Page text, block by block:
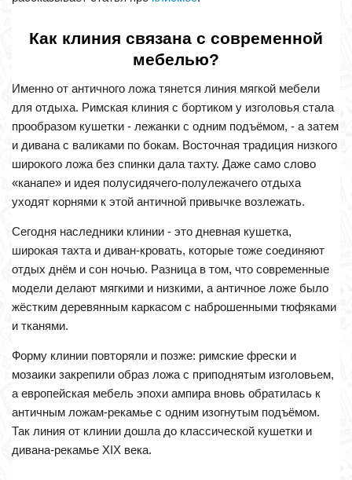
Как клиния связана с современной
мебелью?
Именно от античного ложа тянется линия мягкой мебели
для отдыха. Римская клиния с бортиком у изголовья стала
прообразом кушетки - лежанки с одним подъёмом, - а затем
и дивана с валиками по бокам. Восточная традиция низкого
широкого ложа без спинки дала тахту. Даже само слово
«канапе» и идея полусидячего-полулежачего отдыха
уходят корнями к этой античной привычке возлежать.
Сегодня наследники клинии - это дневная кушетка,
широкая тахта и диван-кровать, которые тоже соединяют
отдых днём и сон ночью. Разница в том, что современные
модели делают мягкими и низкими, а античное ложе было
жёстким деревянным каркасом с наброшенными тюфяками
и тканями.
Форму клинии повторяли и позже: римские фрески и
мозаики закрепили образ ложа с приподнятым изголовьем,
а европейская мебель эпохи ампира вновь обратилась к
античным ложам-рекамье с одним изогнутым подъёмом.
Так линия от клинии дошла до классической кушетки и
дивана-рекамье XIX века.